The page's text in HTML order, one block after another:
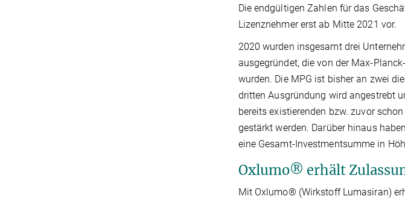
Die endgültigen Zahlen für das
Lizenznehmer erst ab Mitte 2021 vor.
2020 wurden insgesamt drei
ausgegründet, die von der Max-
wurden. Die MPG ist bisher an zwei
dritten Ausgründung wird angestrebt
bereits existierenden bzw. zuvor
gestärkt werden. Darüber hinaus
eine Gesamt-Investmentsumme in
Oxlumo® erhält
Mit Oxlumo® (Wirkstoff Lumasiran)